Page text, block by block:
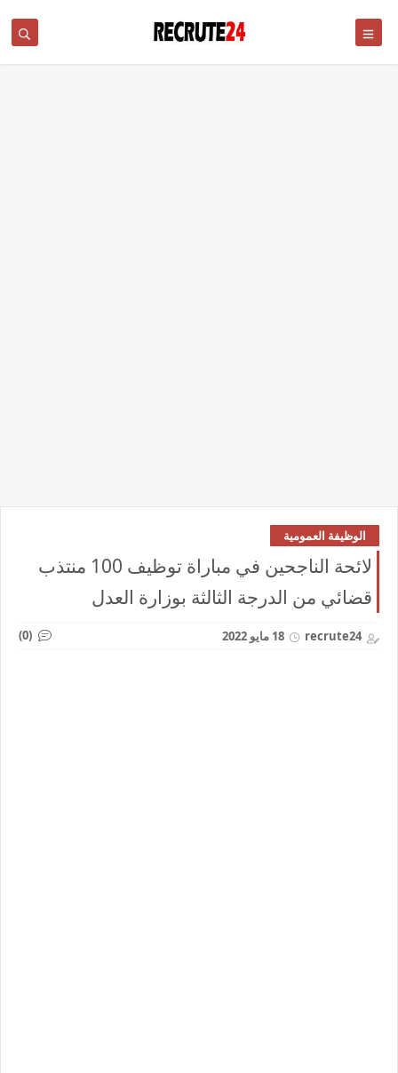
الوظيفة العمومية
لائحة الناجحين في مباراة توظيف 100 منتذب
قضائي من الدرجة الثالثة بوزارة العدل
recrute24 18 مايو 2022 (0)